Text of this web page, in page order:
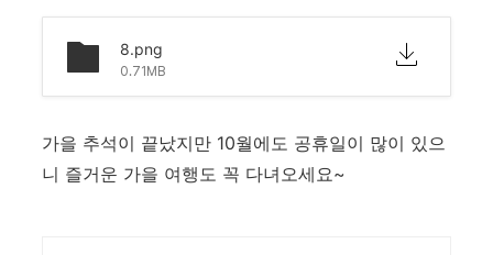
8.png
0.71MB
가을 추석이 끝났지만 10월에도 공휴일이 많이 있으
니 즐거운 가을 여행도 꼭 다녀오세요~